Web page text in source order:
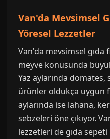
Van'da Mevsimsel
Yöresel Lezzetler
Van'da mevsimsel gıda
meyve konusunda
Yaz aylarında domates,
ürünler oldukça uygun
aylarında ise lahana,
sebzeleri öne çıkıyor.
lezzetleri de gıda